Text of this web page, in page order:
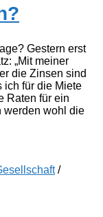
Gestern erst
„Mit meiner
die Zinsen sind
ich für die Miete
Raten für ein
werden wohl die
/